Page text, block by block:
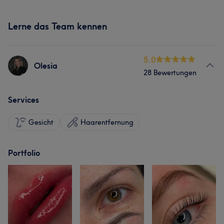
Lerne das Team kennen
Olesia
5.0
28 Bewertungen
Services
Gesicht Haarentfernung
Portfolio